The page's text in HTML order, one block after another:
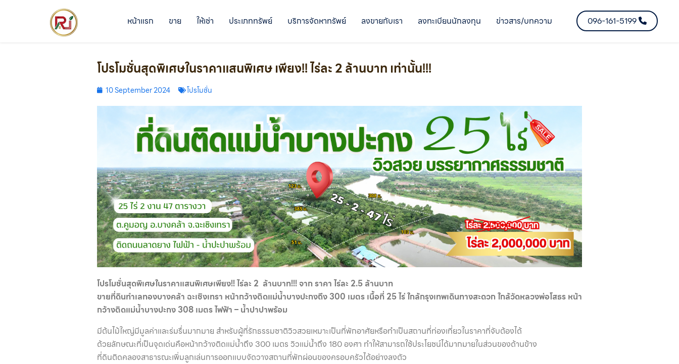
หน้าแรก ขาย ให้เช่า ประเภททรัพย์ บริการจัดหาทรัพย์ ลงขายกับเรา ลงทะเบียนนักลงทุน ข่าวสาร/บทความ 096-161-5199
โปรโมชั่นสุดพิเศษในราคาแสนพิเศษ เพียง!! ไร่ละ 2 ล้านบาท เท่านั้น!!!
10 September 2024 โปรโมชั่น
โปรโมชั่นสุดพิเศษในราคาแสนพิเศษเพียง!! ไร่ละ 2 ล้านบาท!!! จาก ราคา ไร่ละ 2.5 ล้านบาท
ขายที่ดินทำเลทองบางคล้า ฉะเชิงเทรา หน้ากว้างติดแม่น้ำบางปะกงถึง 300 เมตร เนื้อที่ 25 ไร่ ใกล้กรุงเทพเดินทางสะดวก ใกล้วัดหลวงพ่อโสธร หน้า
กว้างติดแม่น้ำบางปะกง 308 เมตร ไฟฟ้า – น้ำปาปาพร้อม
มีต้นไม้ใหญ่มีมูลค่าและร่มรื่นมากมาย สำหรับผู้ที่รักธรรมชาติวิวสวยเหมาะเป็นที่พักอาศัยหรือทำเป็นสถานที่ท่องเที่ยวในราคาที่จับต้องได้
ด้วยลักษณะที่เป็นจุดเด่นคือหน้ากว้างติดแม่น้ำถึง 300 เมตร วิวแม่น้ำถึง 180 องศา ทำให้สามารถใช้ประโยชน์ได้มากมายในส่วนของด้านข้าง
ที่ดินติดคลองสาธารณะเพิ่มลูกเล่นการออกแบบจัดวางสถานที่พักผ่อนของครอบครัวได้อย่างลงตัว